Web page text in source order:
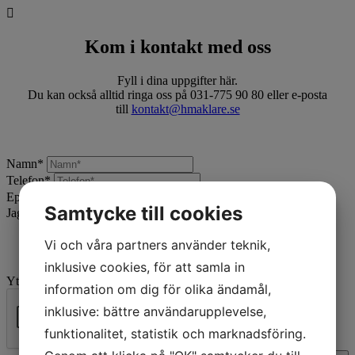
Kom i kontakt med oss
Fyll i dina uppgifter här.
Du kan också alltid ringa oss på 031-775 90 80 eller e-posta
till kontakt@hmaklare.se
Namn*
Telefon*
Epost
Jag vill: *
Ytterligare beskrivning
Samtycke till cookies
Vi och våra partners använder teknik,
inklusive cookies, för att samla in
information om dig för olika ändamål,
inklusive: bättre användarupplevelse,
funktionalitet, statistik och marknadsföring.